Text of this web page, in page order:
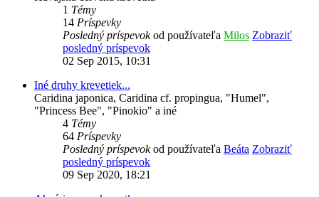
1 Témy
14 Príspevky
Posledný príspevokod používateľa Milos Zobraziť
posledný príspevok
02 Sep 2015, 10:31
Iné druhy krevetiek...
Caridina japonica, Caridina cf. propingua, "Humel",
"Princess Bee", "Pinokio" a iné
4 Témy
64 Príspevky
Posledný príspevokod používateľa Beáta Zobraziť
posledný príspevok
09 Sep 2020, 18:21